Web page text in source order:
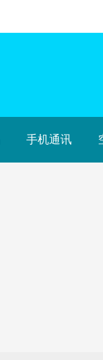
手机通讯